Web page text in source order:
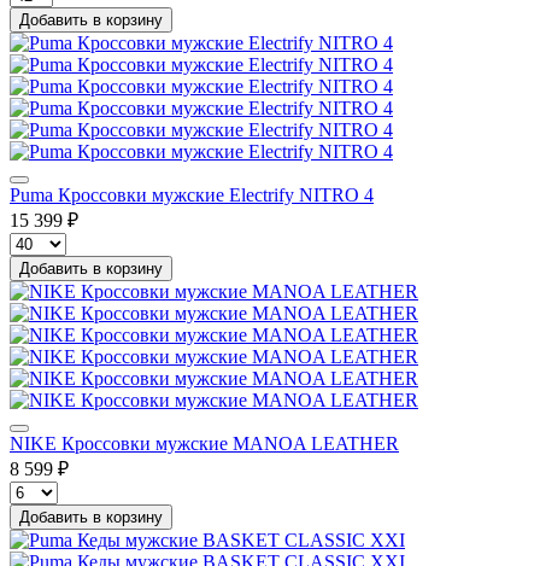
Добавить в корзину
Puma Кроссовки мужские Electrify NITRO 4
15 399 ₽
Добавить в корзину
NIKE Кроссовки мужские MANOA LEATHER
8 599 ₽
Добавить в корзину